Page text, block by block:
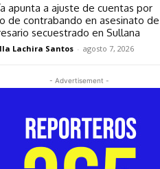
apunta a ajuste de cuentas por
de contrabando en asesinato de
secuestrado en Sullana
Lachira Santos - agosto 7, 2026
- Advertisement -